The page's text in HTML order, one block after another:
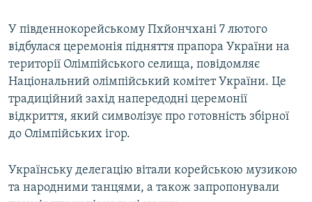
Усі сайти RFE/RL
У південнокорейському Пхйончхані 7 лютого
відбулася церемонія підняття прапора України на
території Олімпійського селища, повідомляє
Національний олімпійський комітет України. Це
традиційний захід напередодні церемонії
відкриття, який символізує про готовність збірної
до Олімпійських ігор.
Українську делегацію вітали корейською музикою
та народними танцями, а також запропонували